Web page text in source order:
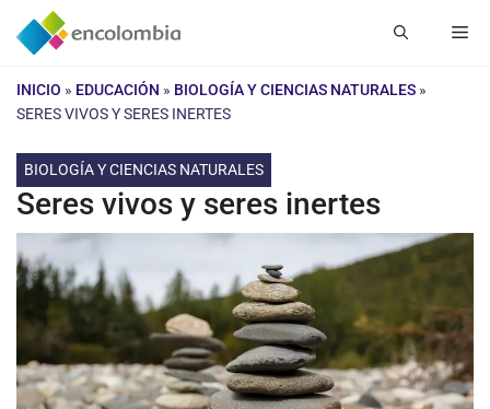
Saltar
INICIO » EDUCACIÓN » BIOLOGÍA Y CIENCIAS NATURALES »
SERES VIVOS Y SERES INERTES
BIOLOGÍA Y CIENCIAS NATURALES
Seres vivos y seres inertes